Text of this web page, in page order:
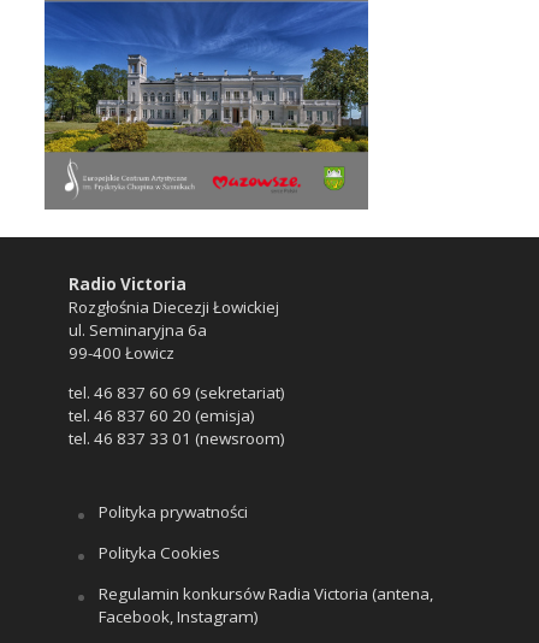
Radio Victoria
Rozgłośnia Diecezji Łowickiej
ul. Seminaryjna 6a
99-400 Łowicz
tel. 46 837 60 69 (sekretariat)
tel. 46 837 60 20 (emisja)
tel. 46 837 33 01 (newsroom)
Polityka prywatności
Polityka Cookies
Regulamin konkursów Radia Victoria (antena,
Facebook, Instagram)